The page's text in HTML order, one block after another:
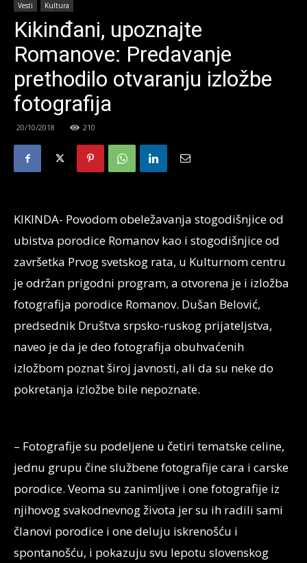
Kikinda
Vesti Kultura
Kikinđani, upoznajte
Romanove: Predavanje
prethodilo otvaranju izložbe
fotografija
20/10/2018 210
KIKINDA- Povodom obeležavanja stogodišnjice od
ubistva porodice Romanov kao i stogodišnjice od
završetka Prvog svetskog rata, u Kulturnom centru
je održan prigodni program, a otvorena je i izložba
fotografija porodice Romanov. Dušan Belović,
predsednik Društva srpsko-ruskog prijateljstva,
naveo je da je deo fotografija obuhvaćenih
izložbom poznat široj javnosti, ali da su neke do
pokretanja izložbe bile nepoznate.
– Fotografije su podeljene u četiri tematske celine,
jednu grupu čine službene fotografije cara i carske
porodice. Veoma su zanimljive i one fotografije iz
njihovog svakodnevnog života jer su ih radili sami
članovi porodice i one deluju iskrenošću i
spontanošću, i pokazuju svu lepotu slovenskog